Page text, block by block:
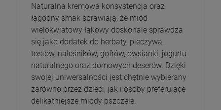
Naturalna kremowa konsystencja oraz
łagodny smak sprawiają, że miód
wielokwiatowy łąkowy doskonale sprawdza
się jako dodatek do herbaty, pieczywa,
tostów, naleśników, gofrów, owsianki, jogurtu
naturalnego oraz domowych deserów. Dzięki
swojej uniwersalności jest chętnie wybierany
zarówno przez dzieci, jak i osoby preferujące
delikatniejsze miody pszczele.